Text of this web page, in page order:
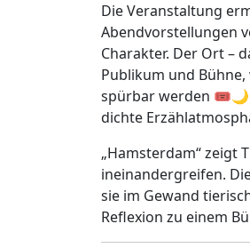
Die Veranstaltung
Abendvorstellungen
Charakter. Der Ort –
Publikum und
spürbar werden 🎟️🌙.
dichte
„Hamsterdam“ zeigt
ineinandergreifen.
sie im Gewand
Reflexion zu einem